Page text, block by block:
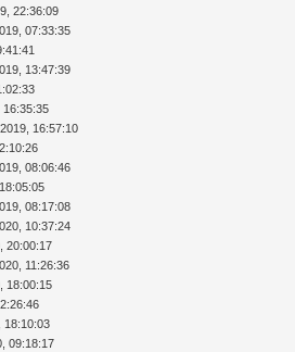
22:36:09
07:33:35
13:47:39
16:35:35
16:57:10
08:06:46
08:17:08
10:37:24
20:00:17
11:26:36
18:00:15
18:10:03
09:18:17